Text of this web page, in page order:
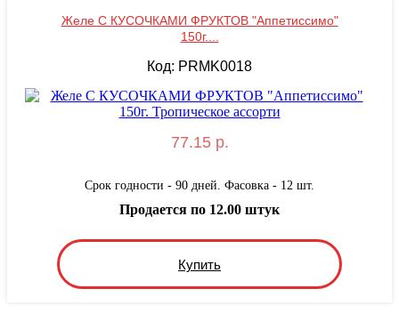
Желе С КУСОЧКАМИ ФРУКТОВ "Аппетиссимо"
150г....
Код: PRMK0018
77.15 р.
Срок годности - 90 дней. Фасовка - 12 шт.
Купить
Продается по 12.00 штук